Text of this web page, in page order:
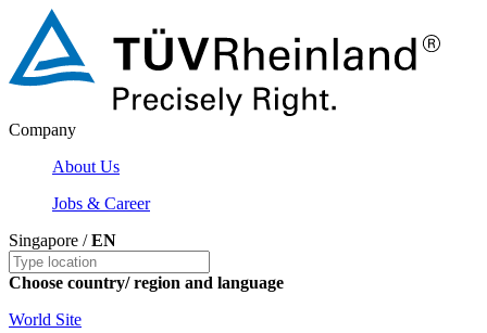
Company
About Us
Jobs & Career
Singapore /EN
Choose country/ region and language
World Site